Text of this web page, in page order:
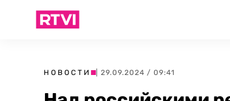
НОВОСТИ | 29.09.2024 / 09:41